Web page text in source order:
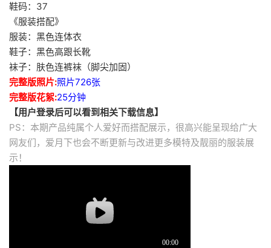
鞋码：37
《服装搭配》
服装：黑色连体衣
鞋子：黑色高跟长靴
袜子：肤色连裤袜（脚尖加固）
完整版照片:照片726张
完整版花絮:25分钟
【用户登录后可以看到相关下载信息】
PS：本期产品纯属个人爱好而搭配展示，很高兴能呈现给广大
网友们，爱月下也会不断更新与改进更多模特及靓丽的服装展
示！